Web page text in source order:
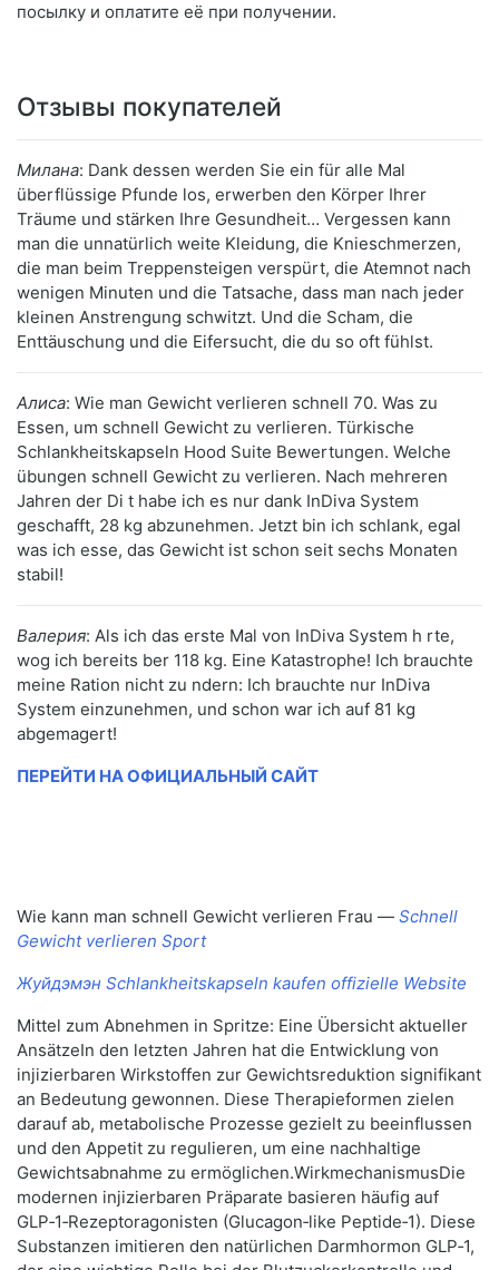
посылку и оплатите её при получении.
Отзывы покупателей
Милана: Dank dessen werden Sie ein für alle Mal
überflüssige Pfunde los, erwerben den Körper Ihrer
Träume und stärken Ihre Gesundheit… Vergessen kann
man die unnatürlich weite Kleidung, die Knieschmerzen,
die man beim Treppensteigen verspürt, die Atemnot nach
wenigen Minuten und die Tatsache, dass man nach jeder
kleinen Anstrengung schwitzt. Und die Scham, die
Enttäuschung und die Eifersucht, die du so oft fühlst.
Алиса: Wie man Gewicht verlieren schnell 70. Was zu
Essen, um schnell Gewicht zu verlieren. Türkische
Schlankheitskapseln Hood Suite Bewertungen. Welche
übungen schnell Gewicht zu verlieren. Nach mehreren
Jahren der Di t habe ich es nur dank InDiva System
geschafft, 28 kg abzunehmen. Jetzt bin ich schlank, egal
was ich esse, das Gewicht ist schon seit sechs Monaten
stabil!
Валерия: Als ich das erste Mal von InDiva System h rte,
wog ich bereits ber 118 kg. Eine Katastrophe! Ich brauchte
meine Ration nicht zu ndern: Ich brauchte nur InDiva
System einzunehmen, und schon war ich auf 81 kg
abgemagert!
ПЕРЕЙТИ НА ОФИЦИАЛЬНЫЙ САЙТ
Wie kann man schnell Gewicht verlieren Frau — Schnell
Gewicht verlieren Sport
Жуйдэмэн Schlankheitskapseln kaufen offizielle Website
Mittel zum Abnehmen in Spritze: Eine Übersicht aktueller
AnsätzeIn den letzten Jahren hat die Entwicklung von
injizierbaren Wirkstoffen zur Gewichtsreduktion signifikant
an Bedeutung gewonnen. Diese Therapieformen zielen
darauf ab, metabolische Prozesse gezielt zu beeinflussen
und den Appetit zu regulieren, um eine nachhaltige
Gewichtsabnahme zu ermöglichen.WirkmechanismusDie
modernen injizierbaren Präparate basieren häufig auf
GLP‑1‑Rezeptoragonisten (Glucagon‑like Peptide‑1). Diese
Substanzen imitieren den natürlichen Darmhormon GLP‑1,